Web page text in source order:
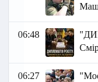
06:48
06:27